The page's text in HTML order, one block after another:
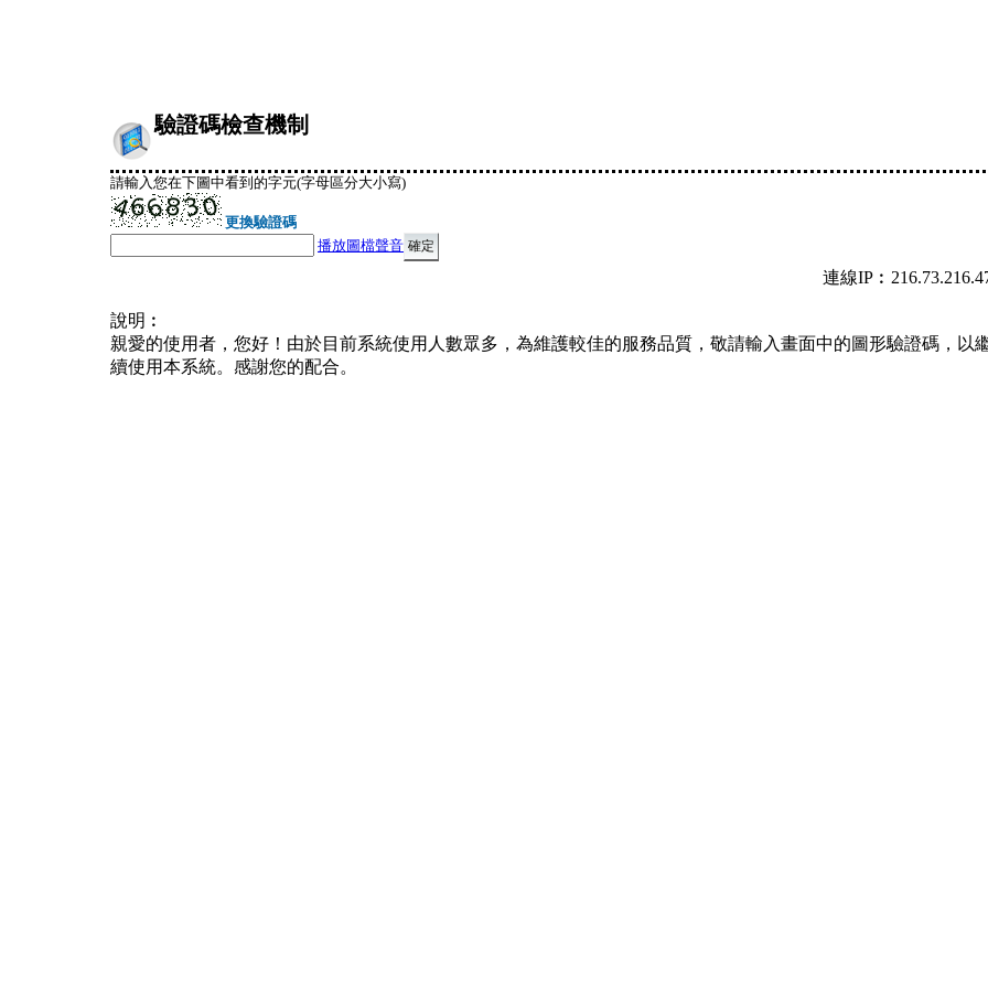
驗證碼檢查機制
請輸入您在下圖中看到的字元(字母區分大小寫)
更換驗證碼
播放圖檔聲音
連線
說明︰
親愛的使用者，您好！由於目前系統使用人數眾多，為維護較佳的服務品質，敬請輸入畫面中的圖形驗證碼，以
續使用本系統。感謝您的配合。